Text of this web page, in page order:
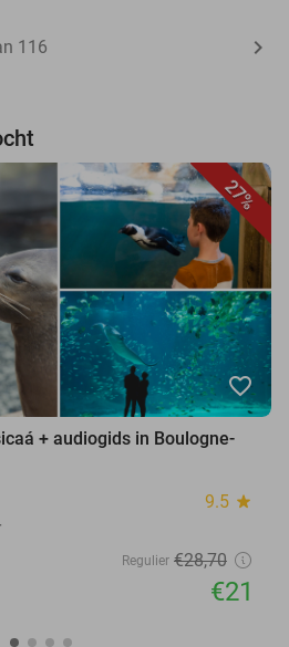
116
27%
favorite_border
+ audiogids in Boulogne-
9.5 star
Regulier €28,70
€21